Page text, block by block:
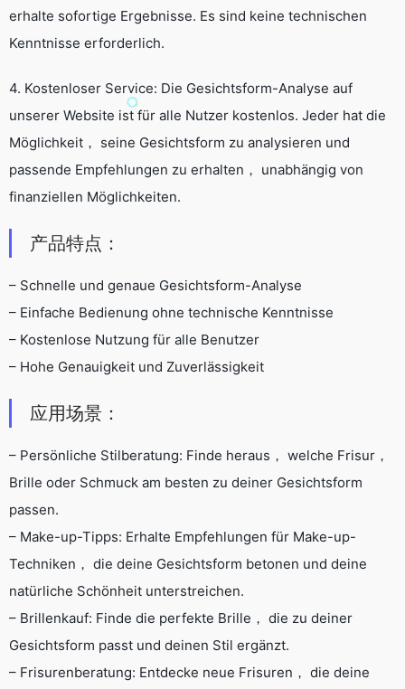
erhalte sofortige Ergebnisse. Es sind keine technischen
Kenntnisse erforderlich.
4. Kostenloser Service: Die Gesichtsform-Analyse auf
unserer Website ist für alle Nutzer kostenlos. Jeder hat die
Möglichkeit， seine Gesichtsform zu analysieren und
passende Empfehlungen zu erhalten， unabhängig von
finanziellen Möglichkeiten.
产品特点：
– Schnelle und genaue Gesichtsform-Analyse
– Einfache Bedienung ohne technische Kenntnisse
– Kostenlose Nutzung für alle Benutzer
– Hohe Genauigkeit und Zuverlässigkeit
应用场景：
– Persönliche Stilberatung: Finde heraus， welche Frisur，
Brille oder Schmuck am besten zu deiner Gesichtsform
passen.
– Make-up-Tipps: Erhalte Empfehlungen für Make-up-
Techniken， die deine Gesichtsform betonen und deine
natürliche Schönheit unterstreichen.
– Brillenkauf: Finde die perfekte Brille， die zu deiner
Gesichtsform passt und deinen Stil ergänzt.
– Frisurenberatung: Entdecke neue Frisuren， die deine